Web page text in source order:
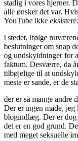
stadig i vores hjerner.
alle ønsker det var.
YouTube ikke eksistere.
i stedet, ifølge
beslutninger om snap
og undskyldninger for
faktum. Desværre, da
tilbøjelige til at
meste er sande, er de
der er så mange andre
Der er ingen måde,
blogindlæg. Der er dog
det er en god grund.
med meget seksuelle